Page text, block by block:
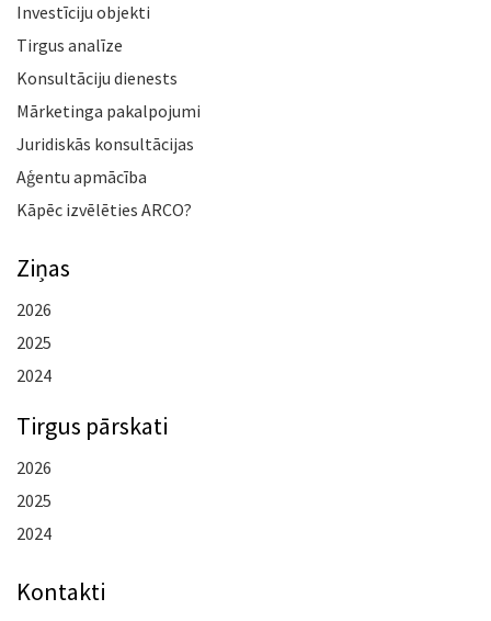
Investīciju objekti
Tirgus analīze
Konsultāciju dienests
Mārketinga pakalpojumi
Juridiskās konsultācijas
Aģentu apmācība
Kāpēc izvēlēties ARCO?
Ziņas
2026
2025
2024
Tirgus pārskati
2026
2025
2024
Kontakti